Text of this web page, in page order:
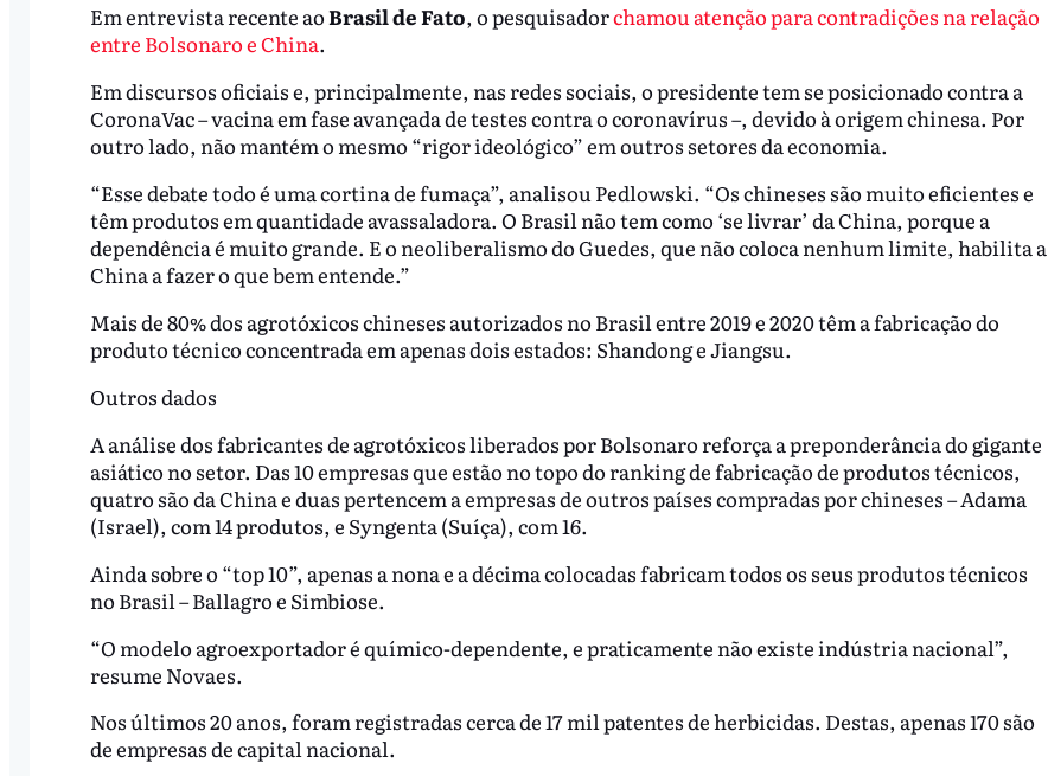
Em entrevista recente aoBrasil de Fato, o pesquisadorchamou atenção para contradições na relação
entre Bolsonaro e China.
Em discursos oficiais e, principalmente, nas redes sociais, o presidente tem se posicionado contra a
CoronaVac – vacina em fase avançada de testes contra o coronavírus –, devido à origem chinesa. Por
outro lado, não mantém o mesmo “rigor ideológico” em outros setores da economia.
“Esse debate todo é uma cortina de fumaça”, analisou Pedlowski. “Os chineses são muito eficientes e
têm produtos em quantidade avassaladora. O Brasil não tem como ‘se livrar’ da China, porque a
dependência é muito grande. E o neoliberalismo do Guedes, que não coloca nenhum limite, habilita a
China a fazer o que bem entende.”
Mais de 80% dos agrotóxicos chineses autorizados no Brasil entre 2019 e 2020 têm a fabricação do
produto técnico concentrada em apenas dois estados: Shandong e Jiangsu.
Outros dados
A análise dos fabricantes de agrotóxicos liberados por Bolsonaro reforça a preponderância do gigante
asiático no setor. Das 10 empresas que estão no topo do ranking de fabricação de produtos técnicos,
quatro são da China e duas pertencem a empresas de outros países compradas por chineses – Adama
(Israel), com 14 produtos, e Syngenta (Suíça), com 16.
Ainda sobre o “top 10”, apenas a nona e a décima colocadas fabricam todos os seus produtos técnicos
no Brasil – Ballagro e Simbiose.
“O modelo agroexportador é químico-dependente, e praticamente não existe indústria nacional”,
resume Novaes.
Nos últimos 20 anos, foram registradas cerca de 17 mil patentes de herbicidas. Destas, apenas 170 são
de empresas de capital nacional.